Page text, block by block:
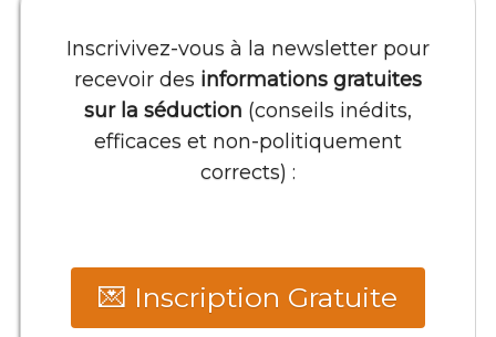
Inscrivivez-vous à la newsletter pour
recevoir des informations gratuites
sur la séduction (conseils inédits,
efficaces et non-politiquement
corrects) :
💌 Inscription Gratuite